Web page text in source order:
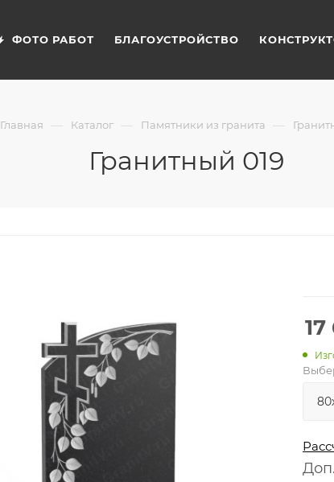
ФОТО РАБОТ БЛАГОУСТРОЙСТВО
Главная — Каталог — Памятники из гранита —
Гранитный 019